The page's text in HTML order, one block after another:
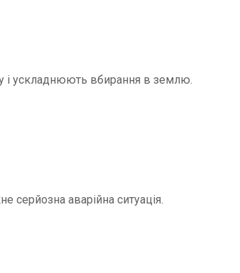
і ускладнюють вбирання в землю.
серйозна аварійна ситуація.